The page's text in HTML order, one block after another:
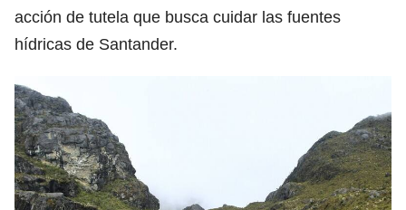
acción de tutela que busca cuidar las fuentes
hídricas de Santander.